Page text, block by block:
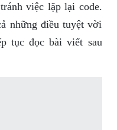
việc lặp lại code.
những điều tuyệt vời
tục đọc bài viết sau